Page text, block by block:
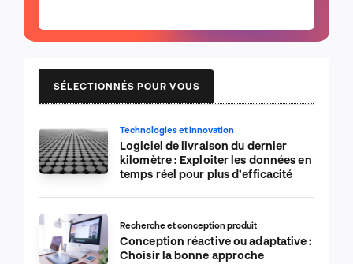
SÉLECTIONNÉS POUR VOUS
Technologies et innovation
Logiciel de livraison du dernier
kilomètre : Exploiter les données en
temps réel pour plus d’efficacité
Recherche et conception produit
Conception réactive ou adaptative :
Choisir la bonne approche